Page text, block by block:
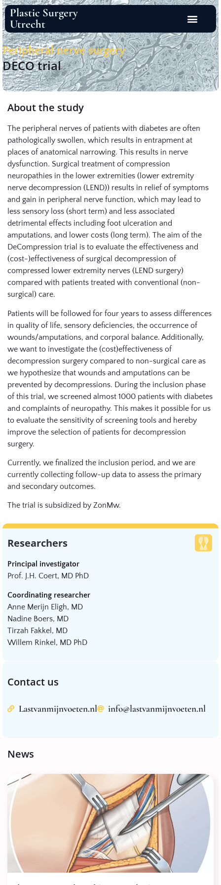
Plastic Surgery
Utrecht
Peripheral nerve surgery
DECO trial
About the study
The peripheral nerves of patients with diabetes are often
pathologically swollen, which results in entrapment at
places of anatomical narrowing. This results in nerve
dysfunction. Surgical treatment of compression
neuropathies in the lower extremities (lower extremity
nerve decompression (LEND)) results in relief of symptoms
and gain in peripheral nerve function, which may lead to
less sensory loss (short term) and less associated
detrimental effects including foot ulceration and
amputations, and lower costs (long term). The aim of the
DeCompression trial is to evaluate the effectiveness and
(cost-)effectiveness of surgical decompression of
compressed lower extremity nerves (LEND surgery)
compared with patients treated with conventional (non-
surgical) care.
Patients will be followed for four years to assess differences
in quality of life, sensory deficiencies, the occurrence of
wounds/amputations, and corporal balance. Additionally,
we want to investigate the (cost)effectiveness of
decompression surgery compared to non-surgical care as
we hypothesize that wounds and amputations can be
prevented by decompressions. During the inclusion phase
of this trial, we screened almost 1000 patients with diabetes
and complaints of neuropathy. This makes it possible for us
to evaluate the sensitivity of screening tools and hereby
improve the selection of patients for decompression
surgery.
Currently, we finalized the inclusion period, and we are
currently collecting follow-up data to assess the primary
and secondary outcomes.
The trial is subsidized by ZonMw.
Researchers
Principal investigator
Prof. J.H. Coert, MD PhD
Coordinating researcher
Anne Merijn Eligh, MD
Nadine Boers, MD
Tirzah Fakkel, MD
Willem Rinkel, MD PhD
Contact us
Lastvanmijnvoeten.nl info@lastvanmijnvoeten.nl
News